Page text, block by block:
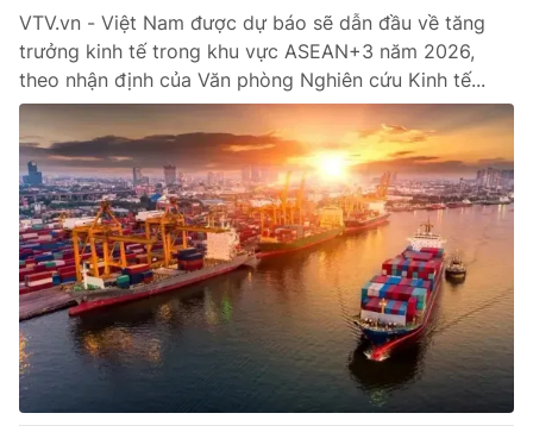
VTV.vn - Việt Nam được dự báo sẽ dẫn đầu về tăng
trưởng kinh tế trong khu vực ASEAN+3 năm 2026,
theo nhận định của Văn phòng Nghiên cứu Kinh tế...